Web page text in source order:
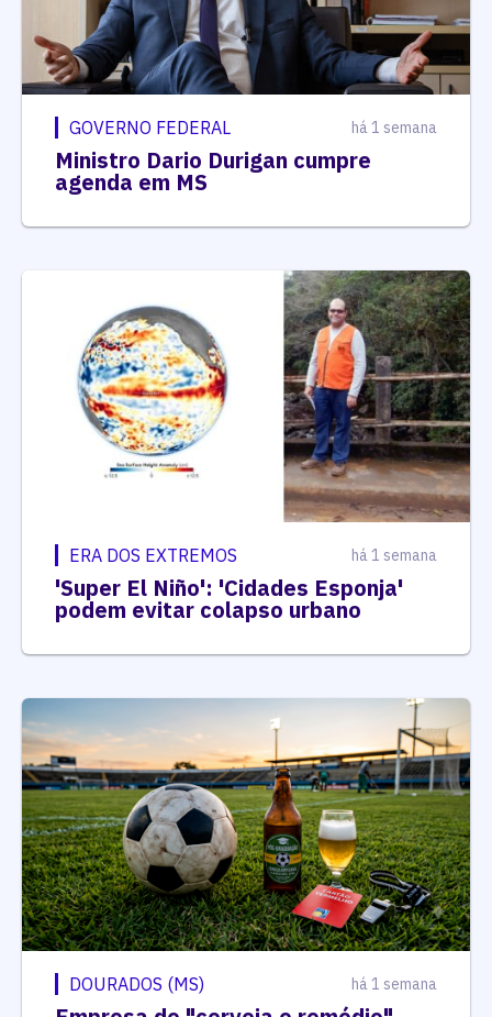
GOVERNO FEDERAL há 1 semana
Ministro Dario Durigan cumpre
agenda em MS
ERA DOS EXTREMOS há 1 semana
'Super El Niño': 'Cidades Esponja'
podem evitar colapso urbano
DOURADOS (MS) há 1 semana